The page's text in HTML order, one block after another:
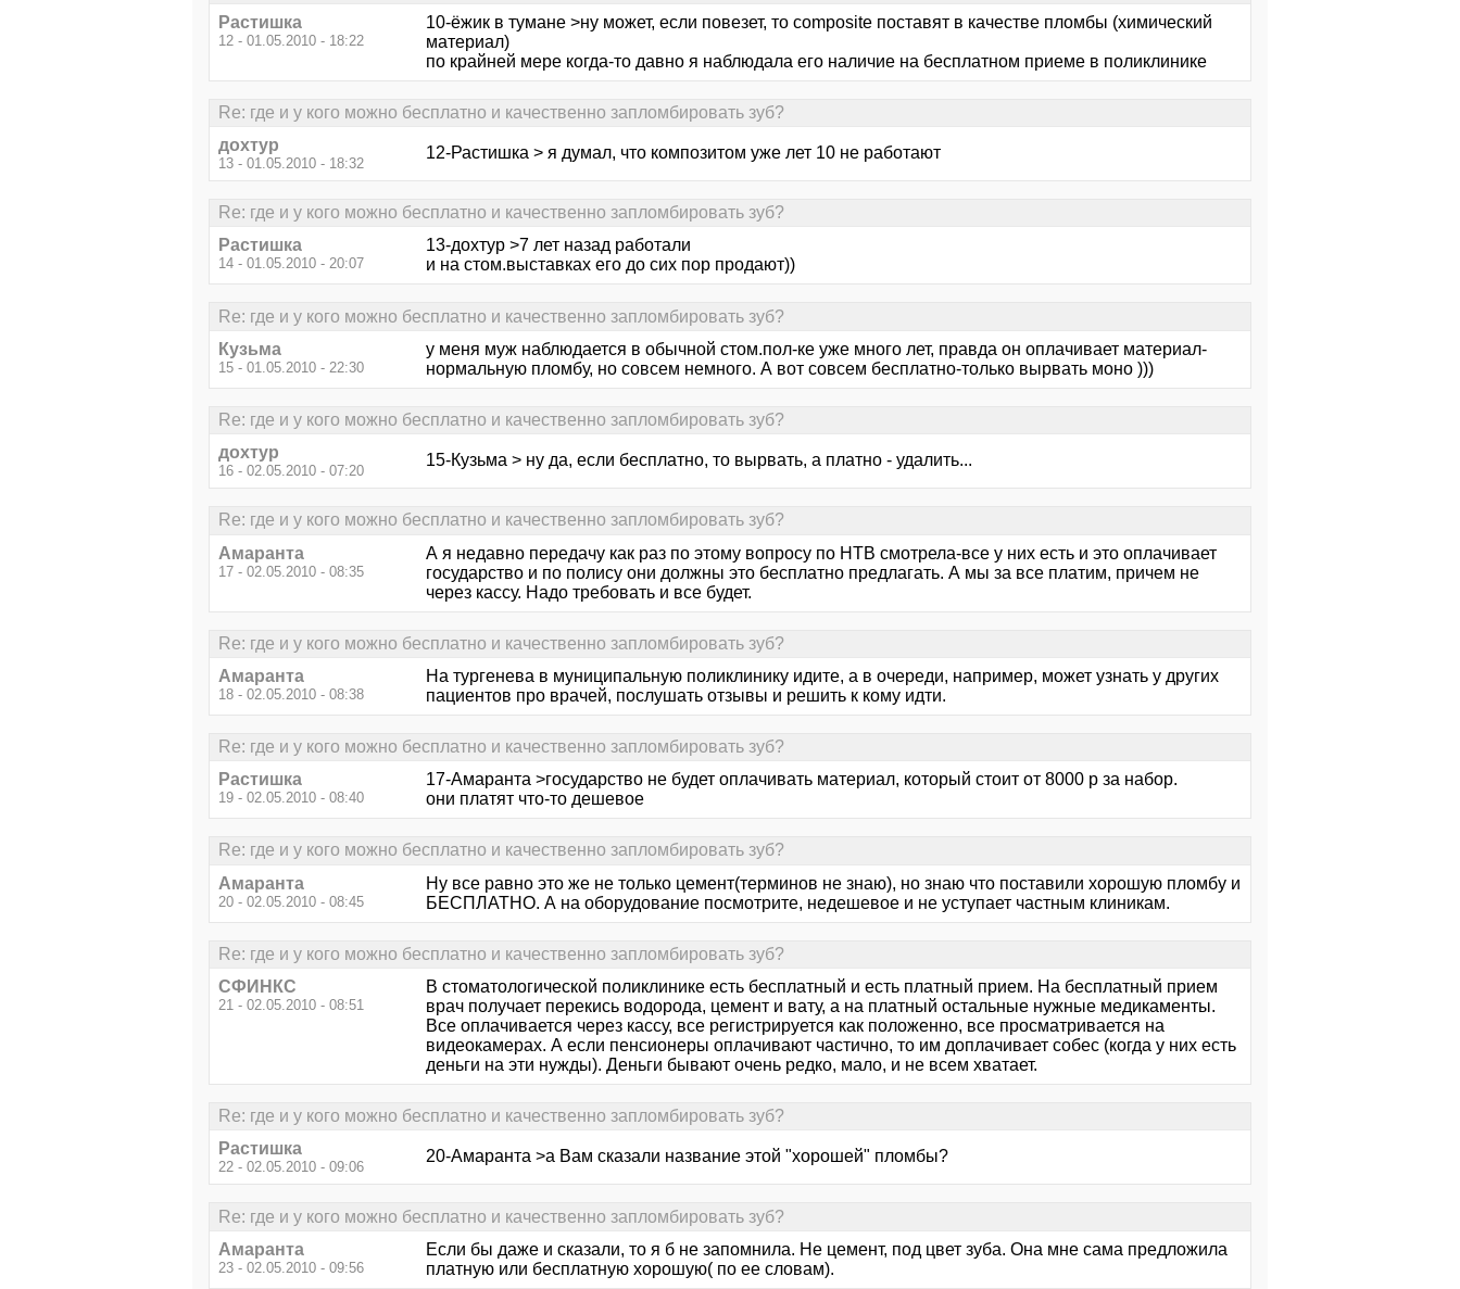
Растишка
12 - 01.05.2010 - 18:22
10-ёжик в тумане >ну может, если повезет, то composite поставят в качестве пломбы (химический
материал)
по крайней мере когда-то давно я наблюдала его наличие на бесплатном приеме в поликлинике
Re: где и у кого можно бесплатно и качественно запломбировать зуб?
дохтур
13 - 01.05.2010 - 18:32
12-Растишка > я думал, что композитом уже лет 10 не работают
Re: где и у кого можно бесплатно и качественно запломбировать зуб?
Растишка
14 - 01.05.2010 - 20:07
13-дохтур >7 лет назад работали
и на стом.выставках его до сих пор продают))
Re: где и у кого можно бесплатно и качественно запломбировать зуб?
Кузьма
15 - 01.05.2010 - 22:30
у меня муж наблюдается в обычной стом.пол-ке уже много лет, правда он оплачивает материал-
нормальную пломбу, но совсем немного. А вот совсем бесплатно-только вырвать моно )))
Re: где и у кого можно бесплатно и качественно запломбировать зуб?
дохтур
16 - 02.05.2010 - 07:20
15-Кузьма > ну да, если бесплатно, то вырвать, а платно - удалить...
Re: где и у кого можно бесплатно и качественно запломбировать зуб?
Амаранта
17 - 02.05.2010 - 08:35
А я недавно передачу как раз по этому вопросу по НТВ смотрела-все у них есть и это оплачивает
государство и по полису они должны это бесплатно предлагать. А мы за все платим, причем не
через кассу. Надо требовать и все будет.
Re: где и у кого можно бесплатно и качественно запломбировать зуб?
Амаранта
18 - 02.05.2010 - 08:38
На тургенева в муниципальную поликлинику идите, а в очереди, например, может узнать у других
пациентов про врачей, послушать отзывы и решить к кому идти.
Re: где и у кого можно бесплатно и качественно запломбировать зуб?
Растишка
19 - 02.05.2010 - 08:40
17-Амаранта >государство не будет оплачивать материал, который стоит от 8000 р за набор.
они платят что-то дешевое
Re: где и у кого можно бесплатно и качественно запломбировать зуб?
Амаранта
20 - 02.05.2010 - 08:45
Ну все равно это же не только цемент(терминов не знаю), но знаю что поставили хорошую пломбу и
БЕСПЛАТНО. А на оборудование посмотрите, недешевое и не уступает частным клиникам.
Re: где и у кого можно бесплатно и качественно запломбировать зуб?
СФИНКС
21 - 02.05.2010 - 08:51
В стоматологической поликлинике есть бесплатный и есть платный прием. На бесплатный прием
врач получает перекись водорода, цемент и вату, а на платный остальные нужные медикаменты.
Все оплачивается через кассу, все регистрируется как положенно, все просматривается на
видеокамерах. А если пенсионеры оплачивают частично, то им доплачивает собес (когда у них есть
деньги на эти нужды). Деньги бывают очень редко, мало, и не всем хватает.
Re: где и у кого можно бесплатно и качественно запломбировать зуб?
Растишка
22 - 02.05.2010 - 09:06
20-Амаранта >а Вам сказали название этой "хорошей" пломбы?
Re: где и у кого можно бесплатно и качественно запломбировать зуб?
Амаранта
23 - 02.05.2010 - 09:56
Если бы даже и сказали, то я б не запомнила. Не цемент, под цвет зуба. Она мне сама предложила
платную или бесплатную хорошую( по ее словам).